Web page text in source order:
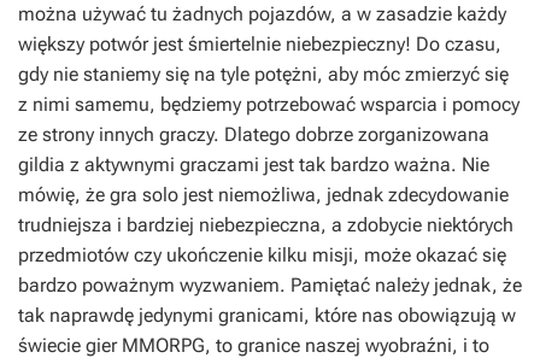
można używać tu żadnych pojazdów, a w zasadzie każdy
większy potwór jest śmiertelnie niebezpieczny! Do czasu,
gdy nie staniemy się na tyle potężni, aby móc zmierzyć się
z nimi samemu, będziemy potrzebować wsparcia i pomocy
ze strony innych graczy. Dlatego dobrze zorganizowana
gildia z aktywnymi graczami jest tak bardzo ważna. Nie
mówię, że gra solo jest niemożliwa, jednak zdecydowanie
trudniejsza i bardziej niebezpieczna, a zdobycie niektórych
przedmiotów czy ukończenie kilku misji, może okazać się
bardzo poważnym wyzwaniem. Pamiętać należy jednak, że
tak naprawdę jedynymi granicami, które nas obowiązują w
świecie gier MMORPG, to granice naszej wyobraźni, i to